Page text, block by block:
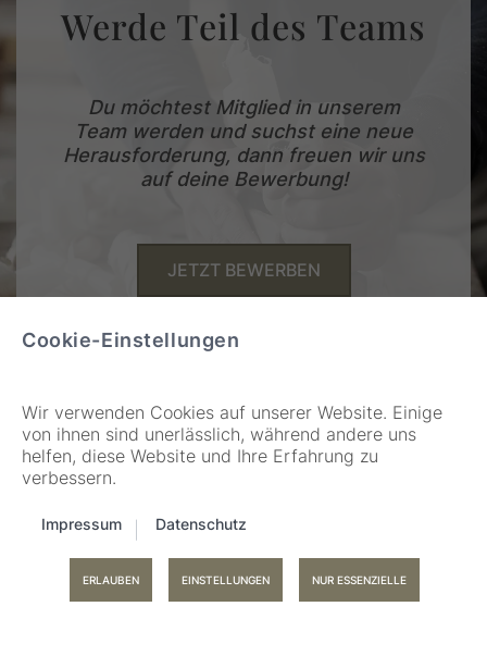
Werde Teil des Teams
Du möchtest Mitglied in unserem
Team werden und suchst eine neue
Herausforderung, dann freuen wir uns
auf deine Bewerbung!
JETZT BEWERBEN
Schreinerei Freudig
Am Weiher 11
87561Schöllang
Cookie-Einstellungen
Wir verwenden Cookies auf unserer Website. Einige
von ihnen sind unerlässlich, während andere uns
helfen, diese Website und Ihre Erfahrung zu
verbessern.
Impressum Datenschutz
ERLAUBEN EINSTELLUNGEN NUR ESSENZIELLE